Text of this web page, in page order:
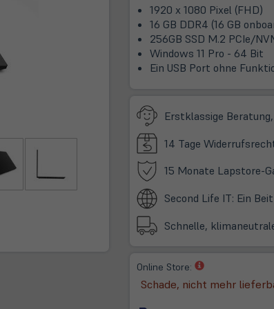
1920 x 1080 Pixel (FHD)
16 GB DDR4 (16 GB
256GB SSD M.2 PCIe/
Windows 11 Pro - 64 Bit
Ein USB Port ohne
Erstklassige
14 Tage
15 Monate Lapstore-
Second Life IT: Ein
Schnelle,
Online Store:
(öffnet
in
neuem
Schade, nicht mehr